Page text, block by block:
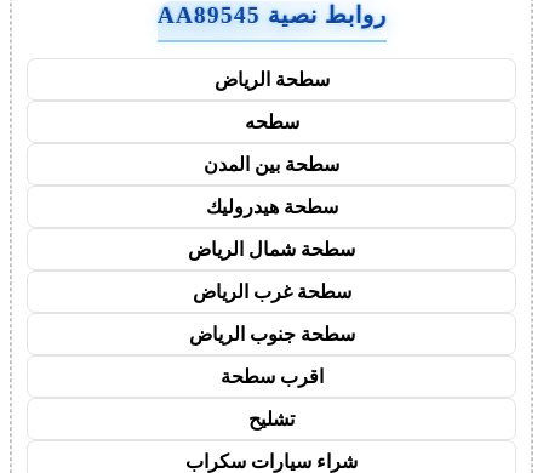
روابط نصية AA89545
سطحة الرياض
سطحه
سطحة بين المدن
سطحة هيدروليك
سطحة شمال الرياض
سطحة غرب الرياض
سطحة جنوب الرياض
اقرب سطحة
تشليح
شراء سيارات سكراب